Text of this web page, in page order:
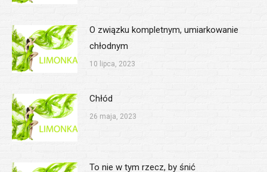
O związku kompletnym, umiarkowanie
chłodnym
10 lipca, 2023
Chłód
26 maja, 2023
To nie w tym rzecz, by śnić